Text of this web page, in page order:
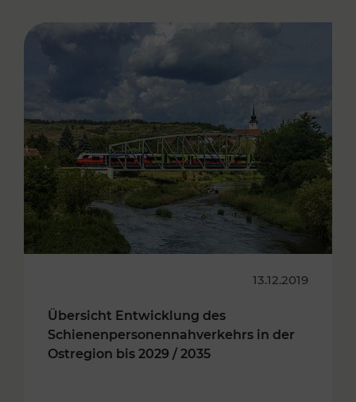
13.12.2019
Übersicht Entwicklung des
Schienenpersonennahverkehrs in der
Ostregion bis 2029 / 2035